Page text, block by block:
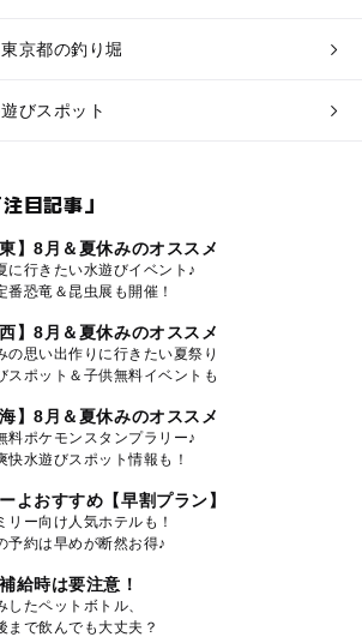
京都の釣り堀
びスポット
目記事」
東】8月＆夏休みのオススメ
に行きたい水遊びイベント♪
番恐竜＆昆虫展も開催！
西】8月＆夏休みのオススメ
の思い出作りに行きたい夏祭り
スポット＆子供無料イベントも
海】8月＆夏休みのオススメ
料ポケモンスタンプラリー♪
快水遊びスポット情報も！
よおすすめ【早割プラン】
リー向け人気ホテルも！
予約は早めが断然お得♪
給時は要注意！
したペットボトル、
まで飲んでも大丈夫？